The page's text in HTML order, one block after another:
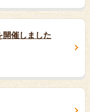
開催しました